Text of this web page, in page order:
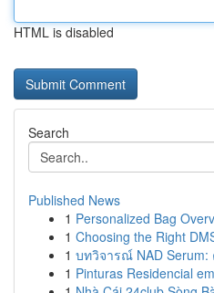
HTML is disabled
Search
Published News
1 Personalized Bag
1 Choosing the Right
1 บทวิจารณ์ NAD Serum:
1 Pinturas Residencial